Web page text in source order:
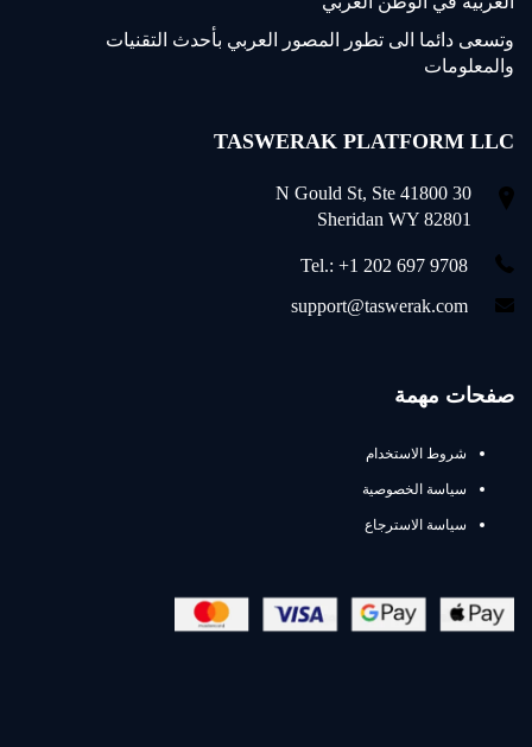
وتسعى دائما الى تطور المصور العربي بأحدث التقنيات
والمعلومات
TASWERAK PLATFORM LLC
30 N Gould St, Ste 41800
Sheridan WY 82801
Tel.: +1 202 697 9708
support@taswerak.com
صفحات مهمة
شروط الاستخدام
سياسة الخصوصية
سياسة الاسترجاع